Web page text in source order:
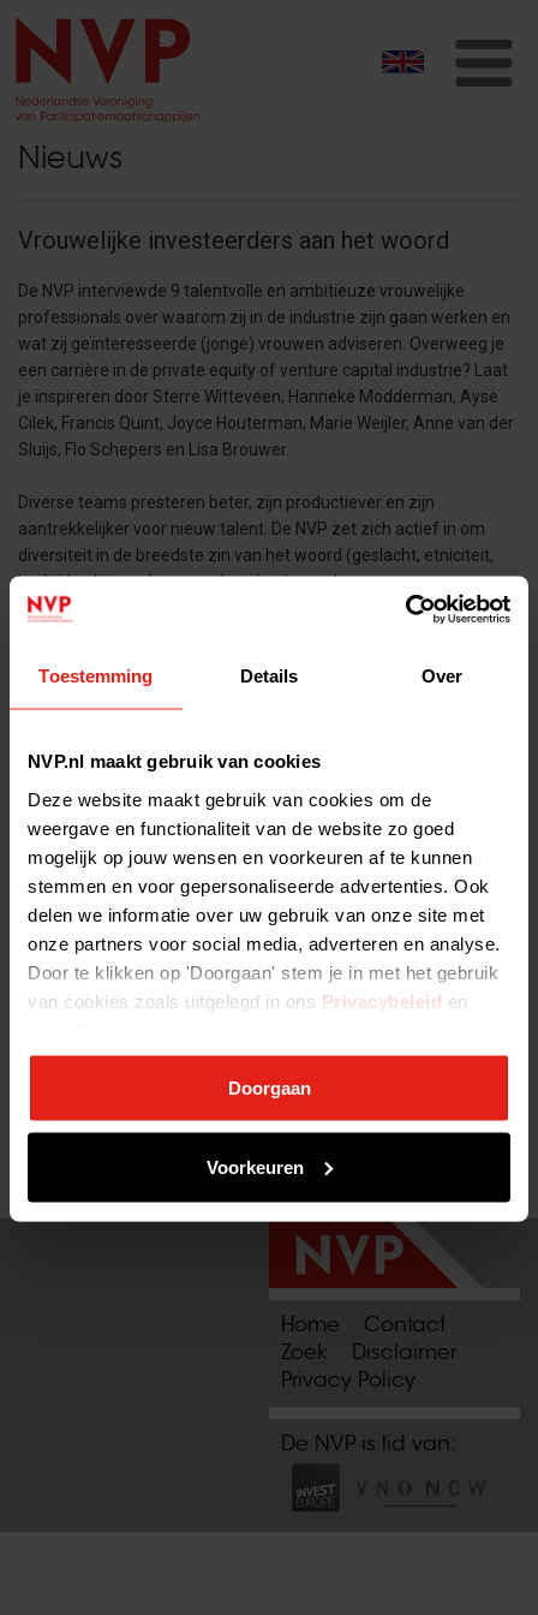
Toestemming Details Over
NVP.nl maakt gebruik van cookies
Deze website maakt gebruik van cookies om de
weergave en functionaliteit van de website zo goed
mogelijk op jouw wensen en voorkeuren af te kunnen
stemmen en voor gepersonaliseerde advertenties. Ook
delen we informatie over uw gebruik van onze site met
onze partners voor social media, adverteren en analyse.
Door te klikken op 'Doorgaan' stem je in met het gebruik
van cookies zoals uitgelegd in ons Privacybeleid en
Doorgaan
Voorkeuren
Nieuws
Vrouwelijke investeerders aan het woord
De NVP interviewde 9 talentvolle en ambitieuze vrouwelijke
professionals over waarom zij in de industrie zijn gaan werken en
wat zij geïnteresseerde (jonge) vrouwen adviseren. Overweeg je
een carrière in de private equity of venture capital industrie? Laat
je inspireren door Sterre Witteveen, Hanneke Modderman, Ayse
Cilek, Francis Quint, Joyce Houterman, Marie Weijler, Anne van der
Sluijs, Flo Schepers en Lisa Brouwer.
Diverse teams presteren beter, zijn productiever en zijn
aantrekkelijker voor nieuw talent. De NVP zet zich actief in om
diversiteit in de breedste zin van het woord (geslacht, etniciteit,
leeftijd, religie, achtergrond etc.) te bevorderen.
Home
Contact
Zoek
Disclaimer
Privacy Policy
De NVP is lid van: